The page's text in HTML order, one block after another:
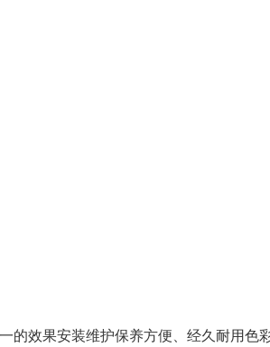
的效果安装维护保养方便、经久耐用色